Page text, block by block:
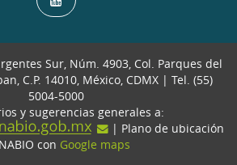
Sur, Núm. 4903, Col. Parques del
C.P. 14010, México, CDMX | Tel. (55)
5004-5000
y sugerencias generales a:
| Plano de ubicación
con Google maps